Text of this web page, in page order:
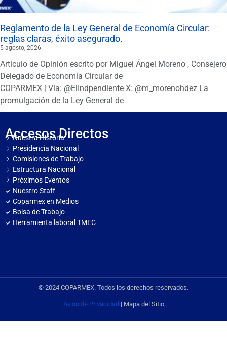
Reglamento de la Ley General de Economía Circular:
reglas claras, éxito asegurado.
5 agosto, 2026
Artículo de Opinión escrito por Miguel Ángel Moreno , Consejero
Delegado de Economía Circular de
COPARMEX | Vía: @ElIndpendiente X: @m_morenohdez La
promulgación de la Ley General de
Accesos Directos
Nuestra Historia
Presidencia Nacional
Comisiones de Trabajo
Estructura Nacional
Próximos Eventos
Nuestro Staff
Coparmex en Medios
Bolsa de Trabajo
Herramienta laboral TMEC
© 2024 COPARMEX. Todos los derechos reservados.
Aviso de Privacidad | Mapa del Sitio